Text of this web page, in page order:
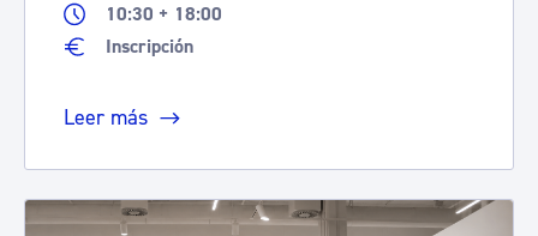
10:30 + 18:00
Inscripción
Leer más